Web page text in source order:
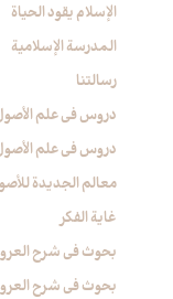
الإسلام یقود الحیاة
المدرسة الإسلامیة
رسالتنا
دروس فی علم الأصول
دروس فی علم الأصول
معالم الجدیدة
غایة الفکر
بحوث في شرح العروة
بحوث في شرح العروة